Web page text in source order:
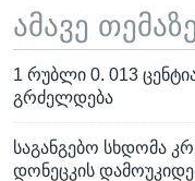
ამავე თემაზე
1 რუბლი 0. 013
გრძელდება
საგანგებო სხდომა
დონეცკის